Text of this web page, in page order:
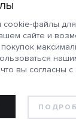
cookie-файлы
сайте и
вы согласны